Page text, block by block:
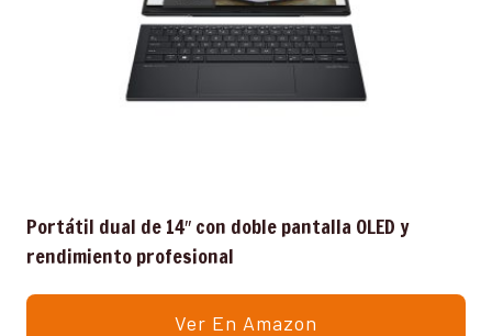
Portátil dual de 14″ con doble pantalla OLED y
rendimiento profesional
Ver En Amazon